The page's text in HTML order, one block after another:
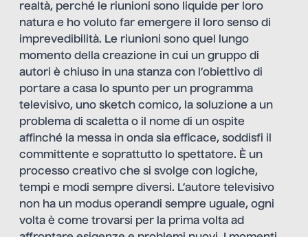
realtà, perché le riunioni sono liquide per loro
natura e ho voluto far emergere il loro senso di
imprevedibilità. Le riunioni sono quel lungo
momento della creazione in cui un gruppo di
autori è chiuso in una stanza con l’obiettivo di
portare a casa lo spunto per un programma
televisivo, uno sketch comico, la soluzione a un
problema di scaletta o il nome di un ospite
affinché la messa in onda sia efficace, soddisfi il
committente e soprattutto lo spettatore. È un
processo creativo che si svolge con logiche,
tempi e modi sempre diversi. L’autore televisivo
non ha un modus operandi sempre uguale, ogni
volta è come trovarsi per la prima volta ad